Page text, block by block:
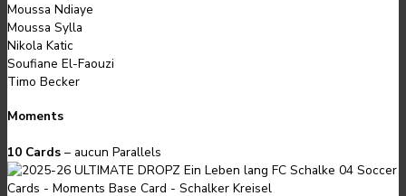
Moussa Ndiaye
Moussa Sylla
Nikola Katic
Soufiane El-Faouzi
Timo Becker
Moments
10 Cards – aucun Parallels